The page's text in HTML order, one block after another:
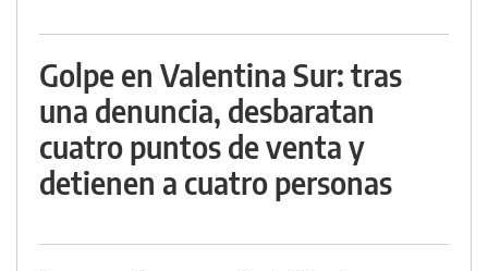
Golpe en Valentina Sur: tras
una denuncia, desbaratan
cuatro puntos de venta y
detienen a cuatro personas